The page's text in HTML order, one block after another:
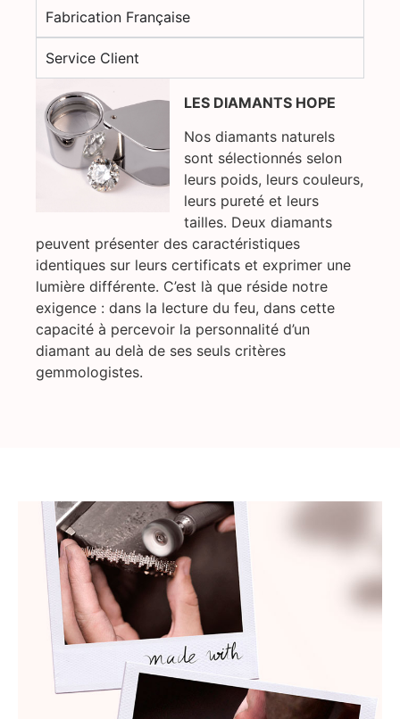
Fabrication Française
Service Client
LES DIAMANTS HOPE
Nos diamants naturels
sont sélectionnés selon
leurs poids, leurs couleurs,
leurs pureté et leurs
tailles. Deux diamants
peuvent présenter des caractéristiques
identiques sur leurs certificats et exprimer une
lumière différente. C’est là que réside notre
exigence : dans la lecture du feu, dans cette
capacité à percevoir la personnalité d’un
diamant au delà de ses seuls critères
gemmologistes.